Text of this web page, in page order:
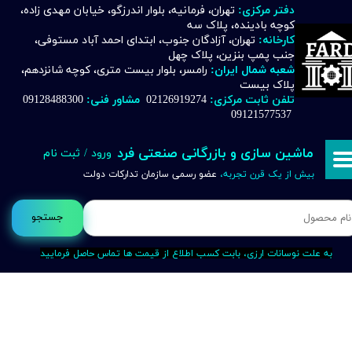
جستجو
دفتر مرکزی: تهران، فرمانیه، بلوار اندرزگو، خیابان مهدی زاده،
کوچه بادینده، پلاک سه
کارخانه: تهران، آزادگان جنوب، ابتدای احمد آباد مستوفی،
جنب پمپ بنزین، پلاک چهل
شعبه شمال ایران: رامسر، بلوار بیست متری، کوچه شانزدهم،
پلاک بیست
تلفن ثابت مرکزی: 02126919274 مشاور فنی:
09121577537
ماشین سازی و بازرگانی صنعتی فرد
بیش از یک قرن تجربه، عضو رسمی سازمان تدارکات دولت
ورود / ثبت نام
حساب کاربری من
تغییر گذر واژه
خروج از حساب کاربری
به علت نوسانات ارزی، بابت کسب اطلاع از قیمت ها تماس حاصل فرمایید